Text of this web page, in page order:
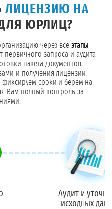
ЛИЦЕНЗИЮ НА
ЮРЛИЦ?
через все этапы
первичного запроса и аудита
пакета документов,
и получения лицензии.
фиксируем сроки и берём на
Вам полный контроль за
Аудит и
исходных